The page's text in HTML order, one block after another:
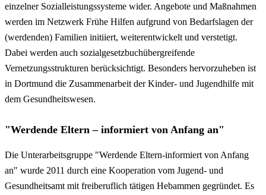
einzelner Sozialleistungssysteme wider. Angebote und Maßnahmen
werden im Netzwerk Frühe Hilfen aufgrund von Bedarfslagen der
(werdenden) Familien initiiert, weiterentwickelt und verstetigt.
Dabei werden auch sozialgesetzbuchübergreifende
Vernetzungsstrukturen berücksichtigt. Besonders hervorzuheben ist
in Dortmund die Zusammenarbeit der Kinder- und Jugendhilfe mit
dem Gesundheitswesen.
"Werdende Eltern – informiert von Anfang an"
Die Unterarbeitsgruppe "Werdende Eltern-informiert von Anfang
an" wurde 2011 durch eine Kooperation vom Jugend- und
Gesundheitsamt mit freiberuflich tätigen Hebammen gegründet. Es